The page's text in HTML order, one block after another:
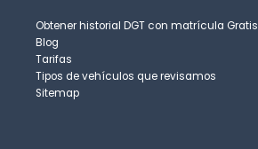
Obtener historial DGT con matrícula Gratis
Blog
Tarifas
Tipos de vehículos que revisamos
Sitemap